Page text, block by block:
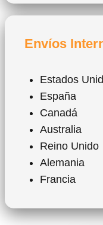
Envíos
Estados
España
Canadá
Australia
Reino Unido
Alemania
Francia